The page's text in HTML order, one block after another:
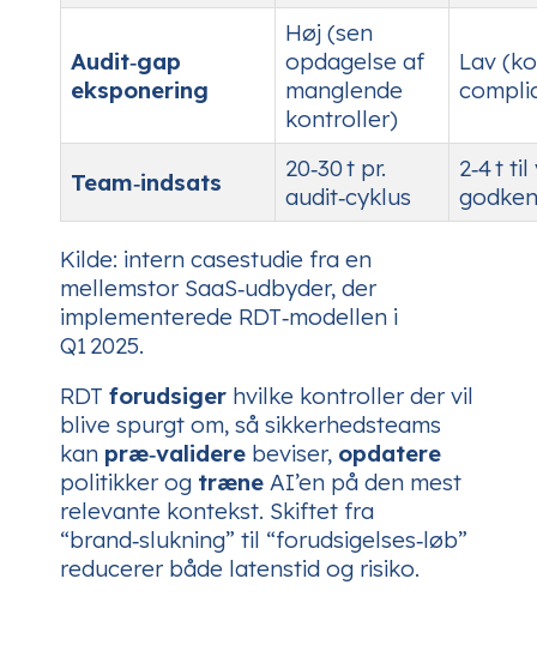
Audit‑gap
eksponering
Høj (sen
opdagelse af
manglende
kontroller)
Lav
Team‑indsats
20‑30 t pr.
audit‑cyklus
2‑4 t
Kilde: intern casestudie fra en
mellemstor SaaS‑udbyder, der
implementerede RDT‑modellen i
Q1 2025.
RDT forudsiger hvilke kontroller der vil
blive spurgt om, så sikkerhedsteams
kan præ‑validere beviser, opdatere
politikker og træne AI’en på den mest
relevante kontekst. Skiftet fra
“brand‑slukning” til “forudsigelses‑løb”
reducerer både latenstid og risiko.